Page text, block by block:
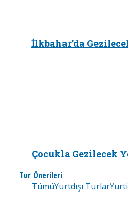
İlkbahar’da
Çocukla Gezilecek
Tur Önerileri
TümüYurtdışı Turlar